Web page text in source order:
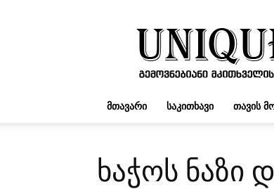
UNIQUE.GE
ᲛᲗᲐᲕᲐᲠᲘ ᲡᲐᲙᲘᲗᲮᲐᲕᲘ ᲗᲐᲕᲘᲡ
ხაჭოს ნაზი